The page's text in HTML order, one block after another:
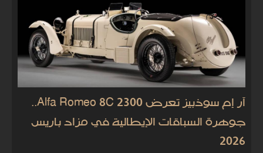
آر إم سوذبيز تعرض Alfa Romeo 8C 2300..
جوهرة السباقات الإيطالية في مزاد باريس
2026